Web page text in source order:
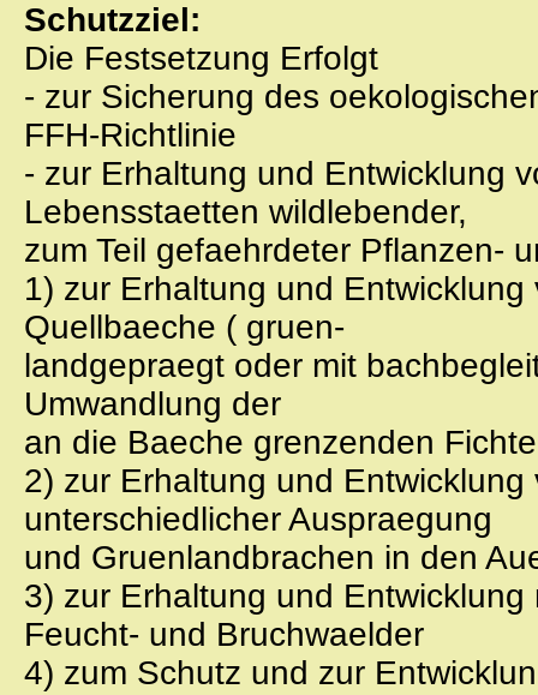
Schutzziel:
Die Festsetzung Erfolgt
- zur Sicherung des
FFH-Richtlinie
- zur Erhaltung und Entwicklung
Lebensstaetten wildlebender,
zum Teil gefaehrdeter Pflanzen-
1) zur Erhaltung und
Quellbaeche ( gruen-
landgepraegt oder mit
Umwandlung der
an die Baeche grenzenden
2) zur Erhaltung und
unterschiedlicher Auspraegung
und Gruenlandbrachen in den
3) zur Erhaltung und
Feucht- und Bruchwaelder
4) zum Schutz und zur